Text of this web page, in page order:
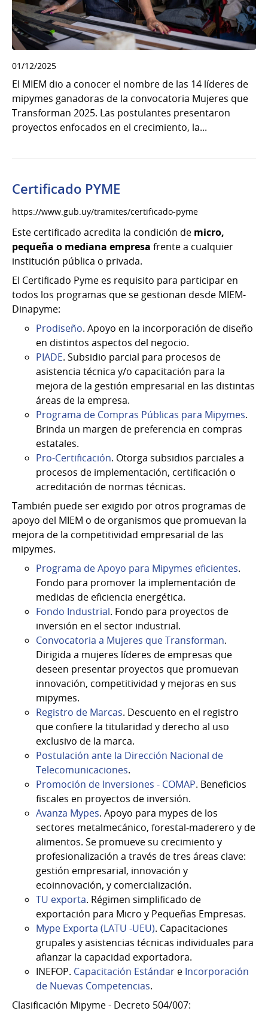
01/12/2025
El MIEM dio a conocer el nombre de las 14 líderes de
mipymes ganadoras de la convocatoria Mujeres que
Transforman 2025. Las postulantes presentaron
proyectos enfocados en el crecimiento, la...
Certificado PYME
https://www.gub.uy/tramites/certificado-pyme
Este certificado acredita la condición de micro,
pequeña o mediana empresa frente a cualquier
institución pública o privada.
El Certificado Pyme es requisito para participar en
todos los programas que se gestionan desde MIEM-
Dinapyme:
Prodiseño. Apoyo en la incorporación de diseño
en distintos aspectos del negocio.
PIADE. Subsidio parcial para procesos de
asistencia técnica y/o capacitación para la
mejora de la gestión empresarial en las distintas
áreas de la empresa.
Programa de Compras Públicas para Mipymes.
Brinda un margen de preferencia en compras
estatales.
Pro-Certificación. Otorga subsidios parciales a
procesos de implementación, certificación o
acreditación de normas técnicas.
También puede ser exigido por otros programas de
apoyo del MIEM o de organismos que promuevan la
mejora de la competitividad empresarial de las
mipymes.
Programa de Apoyo para Mipymes eficientes.
Fondo para promover la implementación de
medidas de eficiencia energética.
Fondo Industrial. Fondo para proyectos de
inversión en el sector industrial.
Convocatoria a Mujeres que Transforman.
Dirigida a mujeres líderes de empresas que
deseen presentar proyectos que promuevan
innovación, competitividad y mejoras en sus
mipymes.
Registro de Marcas. Descuento en el registro
que confiere la titularidad y derecho al uso
exclusivo de la marca.
Postulación ante la Dirección Nacional de
Telecomunicaciones.
Promoción de Inversiones - COMAP. Beneficios
fiscales en proyectos de inversión.
Avanza Mypes. Apoyo para mypes de los
sectores metalmecánico, forestal-maderero y de
alimentos. Se promueve su crecimiento y
profesionalización a través de tres áreas clave:
gestión empresarial, innovación y
ecoinnovación, y comercialización.
TU exporta. Régimen simplificado de
exportación para Micro y Pequeñas Empresas.
Mype Exporta (LATU -UEU). Capacitaciones
grupales y asistencias técnicas individuales para
afianzar la capacidad exportadora.
INEFOP. Capacitación Estándar e Incorporación
de Nuevas Competencias.
Clasificación Mipyme - Decreto 504/007: